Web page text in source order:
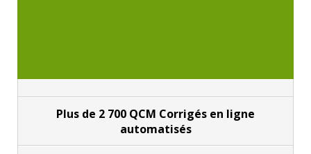
Plus de 2 700 QCM Corrigés en ligne
automatisés